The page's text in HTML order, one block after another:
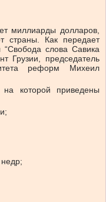
миллиарды долларов,
страны. Как передает
слова Савика
Грузии, председатель
реформ Михеил
которой приведены